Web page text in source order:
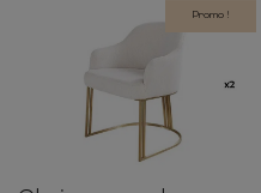
Promo !